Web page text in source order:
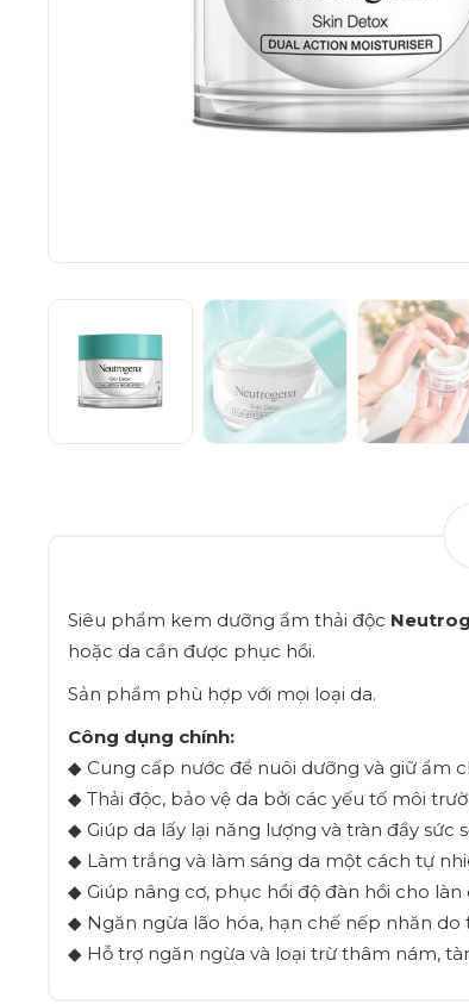
Siêu phẩm kem dưỡng ẩm thải độc
hoặc da cần được phục hồi.
Sản phẩm phù hợp với mọi loại da.
Công dụng chính:
◆ Cung cấp nước để nuôi dưỡng và giữ ẩm
◆ Thải độc, bảo vệ da bởi các yếu tố môi
◆ Giúp da lấy lại năng lượng và tràn đầy sức
◆ Làm trắng và làm sáng da một cách tự
◆ Giúp nâng cơ, phục hồi độ đàn hồi cho làn
◆ Ngăn ngừa lão hóa, hạn chế nếp nhăn do
◆ Hỗ trợ ngăn ngừa và loại trừ thâm nám,